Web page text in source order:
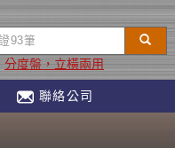
分度盤，立橫兩用
聯絡公司